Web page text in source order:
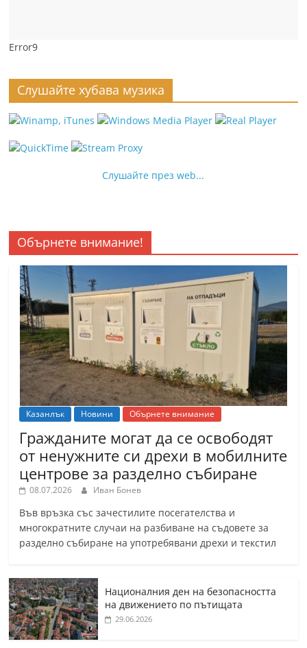
Error9
Слушайте хубава музика
Слушайте през web...
Обърнете внимание!
Казанлък Новини Обърнете внимание
Гражданите могат да се освободят
от ненужните си дрехи в мобилните
центрове за разделно събиране
08.07.2026 Иван Бонев
Във връзка със зачестилите посегателства и
многократните случаи на разбиване на съдовете за
разделно събиране на употребявани дрехи и текстил
Националния ден на безопасността
на движението по пътищата
29.06.2026